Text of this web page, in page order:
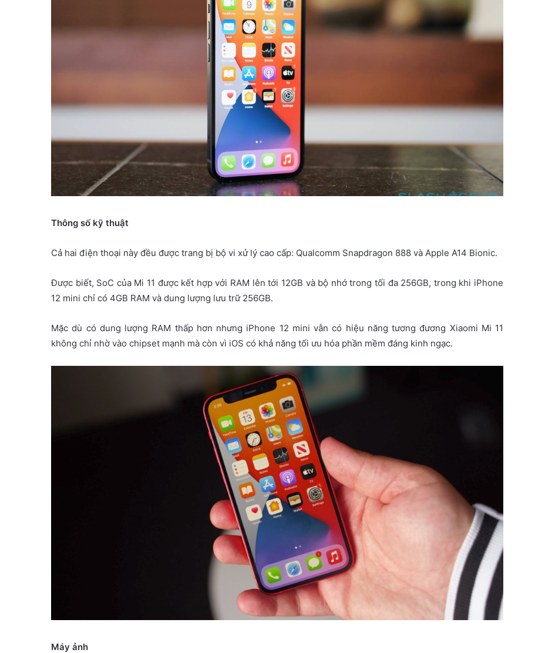
Thông số kỹ thuật
Cả hai điện thoại này đều được trang bị bộ vi xử lý cao cấp: Qualcomm Snapdragon 888 và Apple A14 Bionic.
Được biết, SoC của Mi 11 được kết hợp với RAM lên tới 12GB và bộ nhớ trong tối đa 256GB, trong khi iPhone
12 mini chỉ có 4GB RAM và dung lượng lưu trữ 256GB.
Mặc dù có dung lượng RAM thấp hơn nhưng iPhone 12 mini vẫn có hiệu năng tương đương Xiaomi Mi 11
không chỉ nhờ vào chipset mạnh mà còn vì iOS có khả năng tối ưu hóa phần mềm đáng kinh ngạc.
Máy ảnh